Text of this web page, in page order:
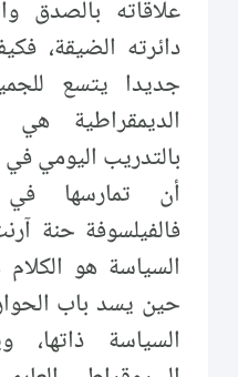
علاقاته بالصدق
دائرته الضيقة،
جديدا يتسع
الديمقراطية هي
بالتدريب اليومي
أن تمارسها في
فالفيلسوفة حنة
السياسة هو
حين يسد باب
السياسة ذاتها،